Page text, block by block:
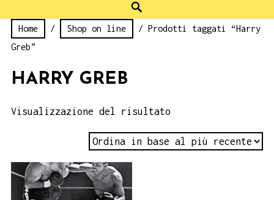
Home / Shop on line
/ Prodotti taggati “Harry
Greb”
HARRY GREB
Visualizzazione del risultato